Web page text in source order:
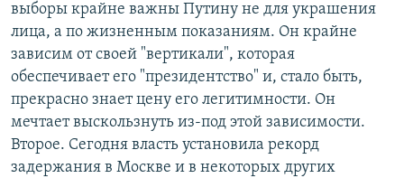
выборы крайне важны Путину не для украшения
лица, а по жизненным показаниям. Он крайне
зависим от своей "вертикали", которая
обеспечивает его "президентство" и, стало быть,
прекрасно знает цену его легитимности. Он
мечтает выскользнуть из-под этой зависимости.
Второе. Сегодня власть установила рекорд
задержания в Москве и в некоторых других